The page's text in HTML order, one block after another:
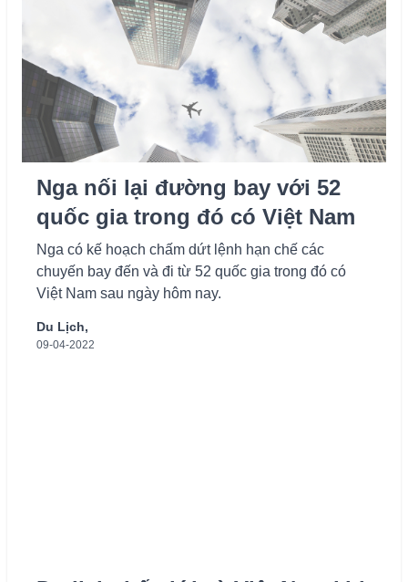
Nga nối lại đường bay với 52
quốc gia trong đó có Việt Nam
Nga có kế hoạch chấm dứt lệnh hạn chế các
chuyến bay đến và đi từ 52 quốc gia trong đó có
Việt Nam sau ngày hôm nay.
Du Lịch,
09-04-2022